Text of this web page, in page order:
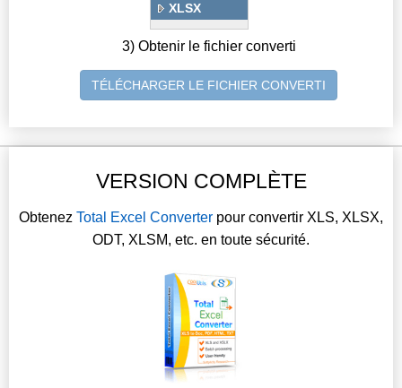
XLSX
3) Obtenir le fichier converti
TÉLÉCHARGER LE FICHIER CONVERTI
VERSION COMPLÈTE
Obtenez Total Excel Converter pour convertir XLS, XLSX,
ODT, XLSM, etc. en toute sécurité.